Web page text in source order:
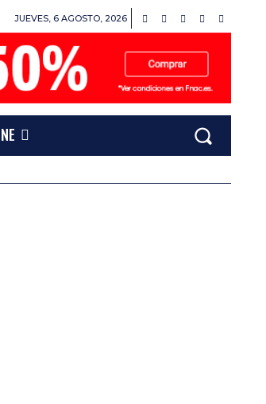
JUEVES, 6 AGOSTO, 2026